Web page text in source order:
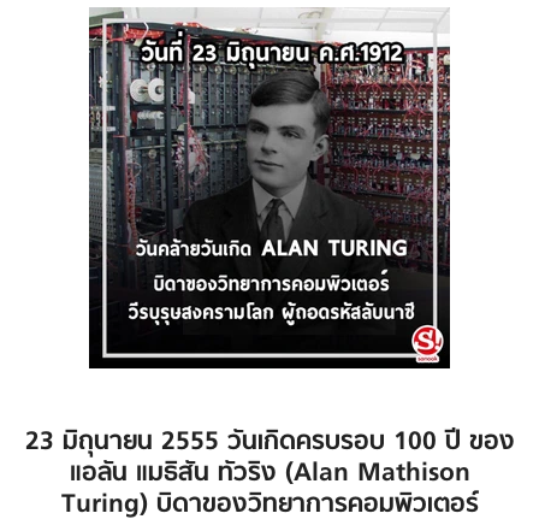
23 มิถุนายน 2555 วันเกิดครบรอบ 100 ปี ของ
แอลัน แมธิสัน ทัวริง (Alan Mathison
Turing) บิดาของวิทยาการคอมพิวเตอร์